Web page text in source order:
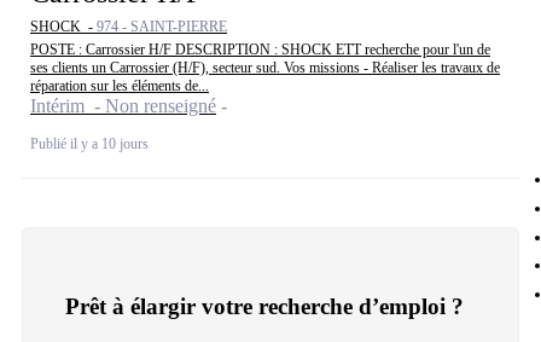
SHOCK - 974 - SAINT-PIERRE
POSTE : Carrossier H/F DESCRIPTION : SHOCK ETT recherche pour l'un de
ses clients un Carrossier (H/F), secteur sud. Vos missions - Réaliser les travaux de
réparation sur les éléments de...
Intérim - Non renseigné
Publié il y a 10 jours
Prêt à élargir votre recherche d’emploi ?